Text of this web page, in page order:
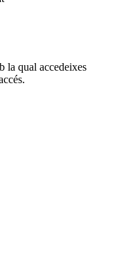
la qual accedeixes